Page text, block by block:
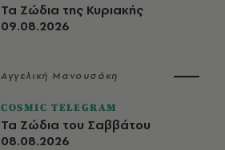
Τα Ζώδια της Κυριακής
09.08.2026
Αγγελική Μανουσάκη
COSMIC TELEGRAM
Τα Ζώδια του Σαββάτου
08.08.2026